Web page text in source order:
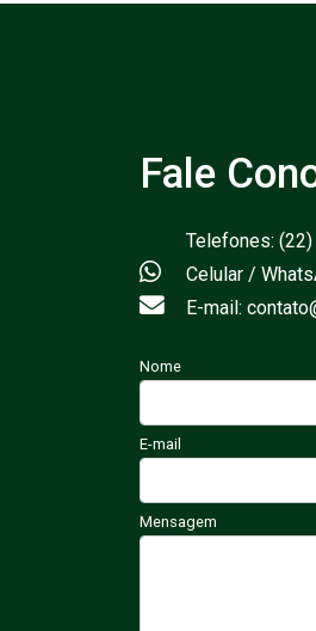
Fale
Telefones:
Celular /
E-mail:
Nome
E-mail
Mensagem